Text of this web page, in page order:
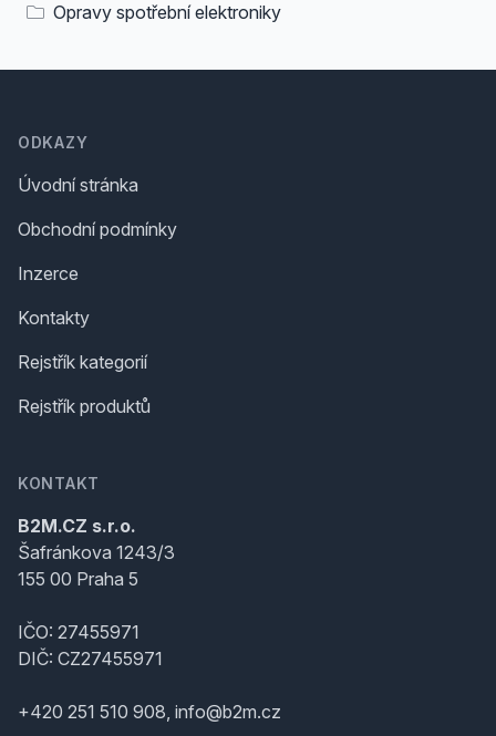
Opravy spotřební elektroniky
ODKAZY
Úvodní stránka
Obchodní podmínky
Inzerce
Kontakty
Rejstřík kategorií
Rejstřík produktů
KONTAKT
B2M.CZ s.r.o.
Šafránkova 1243/3
155 00 Praha 5
IČO: 27455971
DIČ: CZ27455971
+420 251 510 908, info@b2m.cz